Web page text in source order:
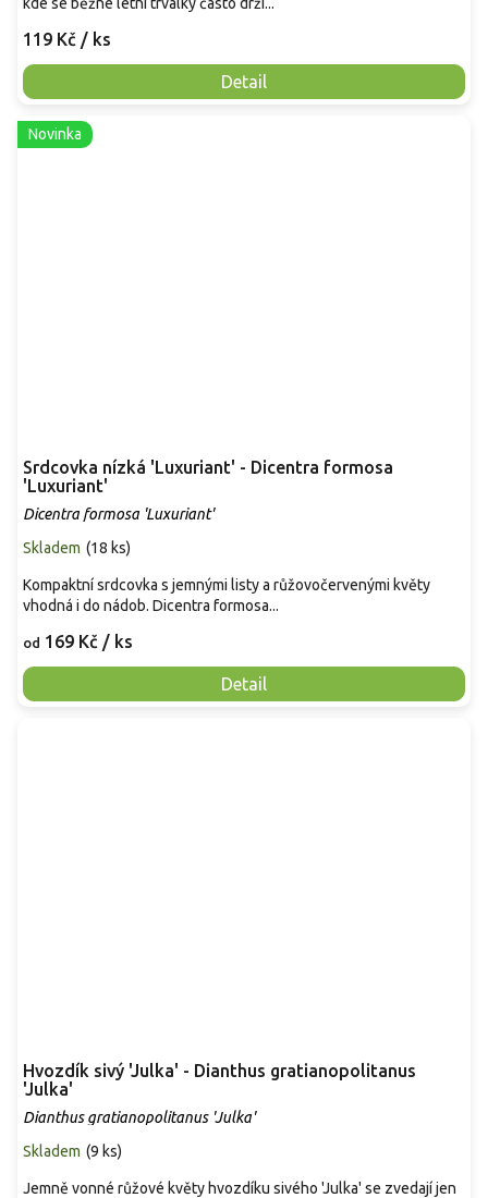
119 Kč / ks
Detail
kde se běžné letní trvalky často drží...
Novinka
Srdcovka nízká 'Luxuriant' - Dicentra formosa
'Luxuriant'
Dicentra formosa 'Luxuriant'
Skladem (18 ks)
od 169 Kč / ks
Detail
Kompaktní srdcovka s jemnými listy a růžovočervenými květy
vhodná i do nádob. Dicentra formosa...
Hvozdík sivý 'Julka' - Dianthus gratianopolitanus
'Julka'
Dianthus gratianopolitanus 'Julka'
Skladem (9 ks)
Jemně vonné růžové květy hvozdíku sivého 'Julka' se zvedají jen